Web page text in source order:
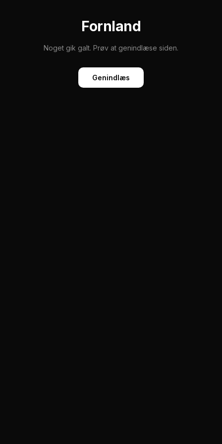
Fornland
Noget gik galt. Prøv at genindlæse siden.
Genindlæs